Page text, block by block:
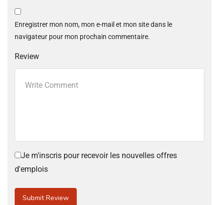
Enregistrer mon nom, mon e-mail et mon site dans le
navigateur pour mon prochain commentaire.
Review
Je m'inscris pour recevoir les nouvelles offres
d'emplois